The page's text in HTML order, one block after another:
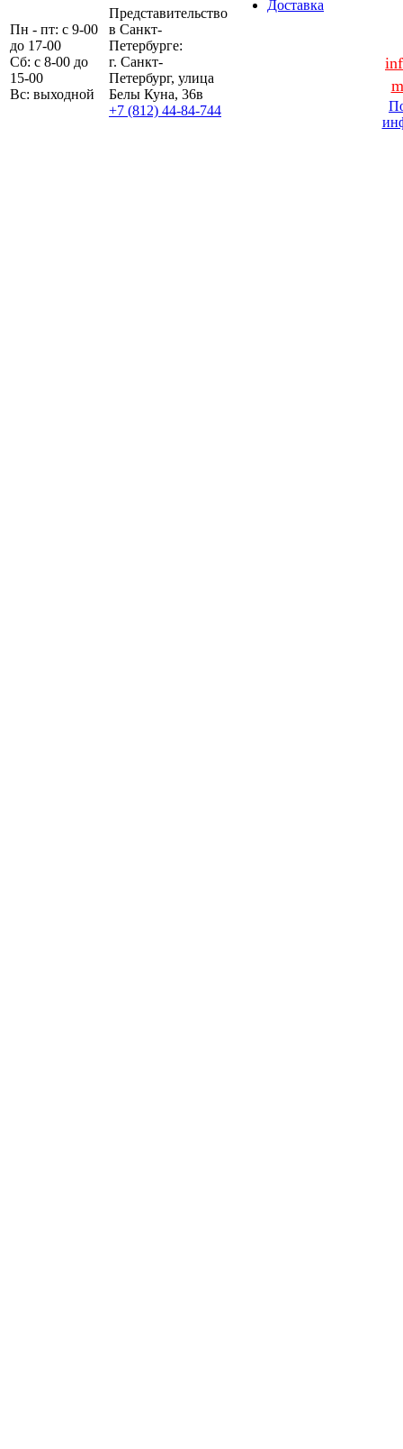
Доставка
Пн - пт: с 9-00
до 17-00
Сб: с 8-00 до
15-00
Вс: выходной
Представительство
в Санкт-
Петербурге:
г. Санкт-
Петербург, улица
Белы Куна, 36в
+7 (812) 44-84-744